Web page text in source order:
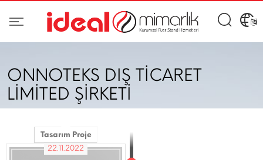
ONNOTEKS DIŞ TİCARET
LİMİTED ŞİRKETİ
Tasarım Proje
22.11.2022